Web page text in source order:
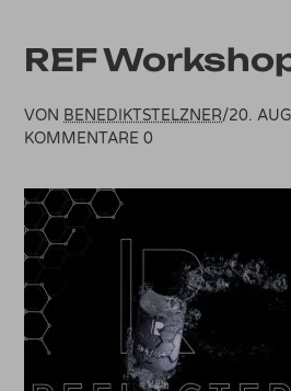
REF
VON BENEDIKTSTELZNER/20.
KOMMENTARE 0